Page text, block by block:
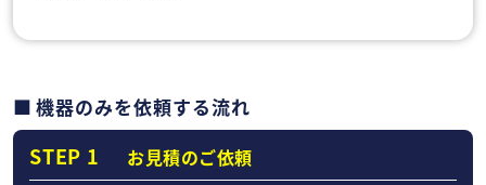
機器のみを依頼する流れ
STEP 1 お見積のご依頼